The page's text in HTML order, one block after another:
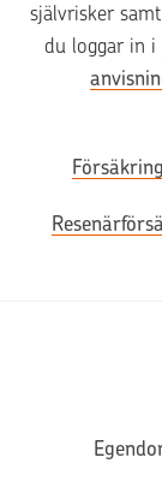
självrisker
du loggar in i